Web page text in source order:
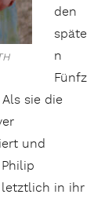
den
späte
n
Fünfz
sie die
und
letztlich in ihr